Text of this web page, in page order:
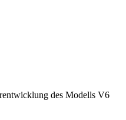
des Modells V6